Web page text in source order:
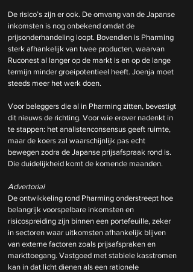
De risico’s zijn er ook. De omvang van de Japanse
inkomsten is nog onbekend omdat de
prijsonderhandeling loopt. Bovendien is Pharming
sterk afhankelijk van twee producten, waarvan
Ruconest al langer op de markt is en op de lange
termijn minder groeipotentieel heeft. Joenja moet
steeds meer het werk doen.
Voor beleggers die al in Pharming zitten, bevestigt
dit nieuws de richting. Voor wie erover nadenkt in
te stappen: het analistenconsensus geeft ruimte,
maar de koers zal waarschijnlijk pas echt
bewegen zodra de Japanse prijsafspraak rond is.
Die duidelijkheid komt de komende maanden.
Advertorial
De ontwikkeling rond Pharming onderstreept hoe
belangrijk voorspelbare inkomsten en
risicospreiding zijn binnen een portefeuille, zeker
in sectoren waar uitkomsten afhankelijk blijven
van externe factoren zoals prijsafspraken en
markttoegang. Vastgoed met stabiele kasstromen
kan in dat licht dienen als een rationele